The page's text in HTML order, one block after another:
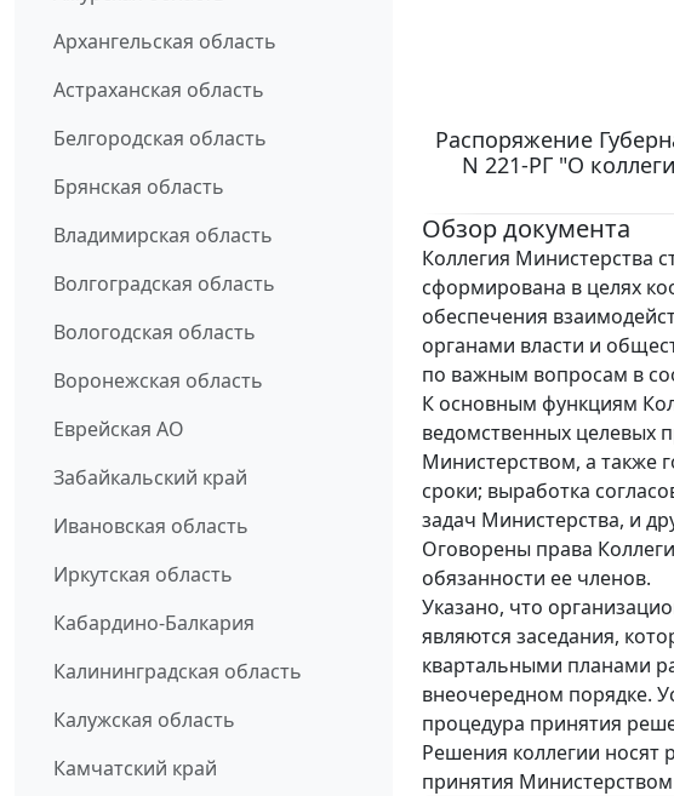
Архангельская область
Астраханская область
Белгородская область
Брянская область
Владимирская область
Волгоградская область
Вологодская область
Воронежская область
Еврейская АО
Забайкальский край
Ивановская область
Иркутская область
Кабардино-Балкария
Калининградская область
Калужская область
Камчатский край
Распоряжение
N 221-РГ "О
Обзор документа
Коллегия Министерства
сформирована в целях
обеспечения
органами власти и
по важным вопросам в
К основным функциям
ведомственных целевых
Министерством, а также
сроки; выработка
задач Министерства, и
Оговорены права
обязанности ее членов.
Указано, что
являются заседания,
квартальными планами
внеочередном порядке.
процедура принятия
Решения коллегии носят
принятия